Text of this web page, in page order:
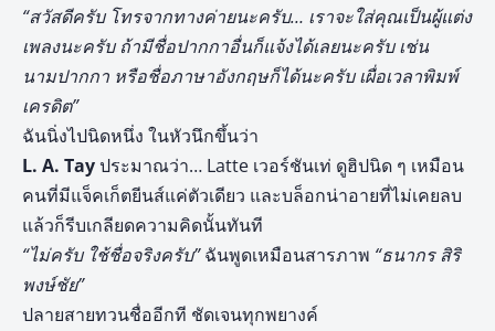
“สวัสดีครับ โทรจากทางค่ายนะครับ… เราจะใส่คุณเป็นผู้แต่ง
เพลงนะครับ ถ้ามีชื่อปากกาอื่นก็แจ้งได้เลยนะครับ เช่น
นามปากกา หรือชื่อภาษาอังกฤษก็ได้นะครับ เผื่อเวลาพิมพ์
เครดิต”
ฉันนิ่งไปนิดหนึ่ง ในหัวนึกขึ้นว่า
L. A. Tayประมาณว่า… Latte เวอร์ชันเท่ ดูฮิปนิด ๆ เหมือน
คนที่มีแจ็คเก็ตยีนส์แค่ตัวเดียว และบล็อกน่าอายที่ไม่เคยลบ
แล้วก็รีบเกลียดความคิดนั้นทันที
“ไม่ครับ ใช้ชื่อจริงครับ”ฉันพูดเหมือนสารภาพ “ธนากร สิริ
พงษ์ชัย”
ปลายสายทวนชื่ออีกที ชัดเจนทุกพยางค์